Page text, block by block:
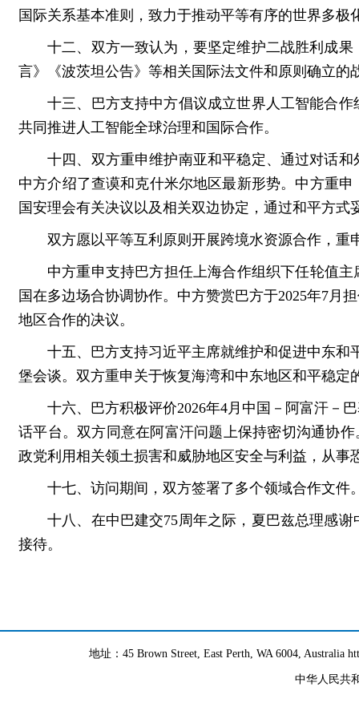
国际关系基本准则，致力于推动平等有序的世界多极
十二、双方一致认为，要坚定维护二战胜利成
言》《波茨坦公告》等相关国际法文件和原则确立
十三、巴方支持中方倡议成立世界人工智能合
共同推进人工智能全球治理和国际合作。
十四、双方重申维护南亚和平稳定、通过对话
中方介绍了查谟和克什米尔地区最新形势。中方重
国安理会有关决议以及相关双边协定，通过和平方式
双方愿以平等互利原则开展跨境水资源合作，重
中方重申支持巴方担任上海合作组织下任轮值
国在多边场合协调协作。中方赞赏巴方于2025年7月
地区合作的决议。
十五、巴方支持习近平主席就维护和促进中东
堡会谈。双方重申关于恢复海湾和中东地区和平稳
十六、巴方积极评价2026年4月中国－阿富汗－
话平台。双方同意在阿富汗问题上保持密切沟通协
政党利用相关领土损害和威胁地区安全与利益，从事
十七、访问期间，双方签署了多个领域合作文件
十八、在中巴建交75周年之际，夏巴兹总理感
接待。
地址：45 Brown Street, East Perth, WA 6004, Australia
中华人民共